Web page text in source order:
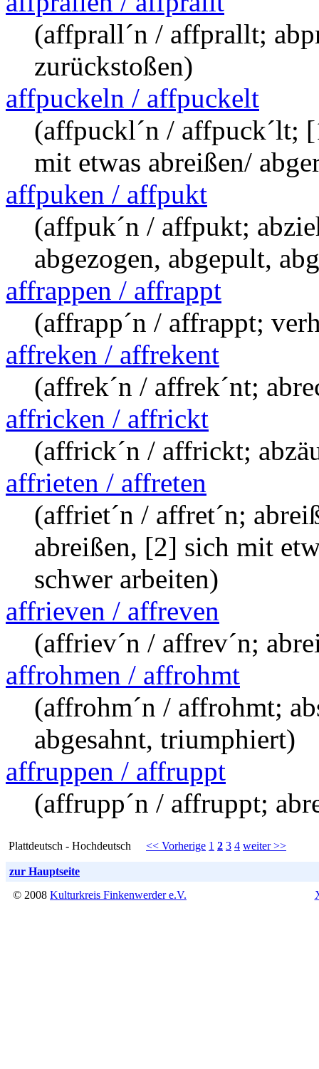
(affprall´n / affprallt;
zurückstoßen)
affpuckeln / affpuckelt
(affpuckl´n / affpuck´lt;
mit etwas abreißen/
affpuken / affpukt
(affpuk´n / affpukt;
abgezogen, abgepult,
affrappen / affrappt
(affrapp´n / affrappt;
affreken / affrekent
(affrek´n / affrek´nt;
affricken / affrickt
(affrick´n / affrickt;
affrieten / affreten
(affriet´n / affret´n;
abreißen, [2] sich mit
schwer arbeiten)
affrieven / affreven
(affriev´n / affrev´n;
affrohmen / affrohmt
(affrohm´n / affrohmt;
abgesahnt, triumphiert)
affruppen / affruppt
(affrupp´n / affruppt;
Plattdeutsch - Hochdeutsch << Vorherige 1 2 3 4 weiter >>
zur Hauptseite
© 2008 Kulturkreis Finkenwerder e.V.